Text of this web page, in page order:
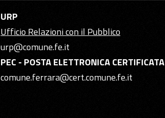
URP
Ufficio Relazioni con il Pubblico
urp@comune.fe.it
PEC - POSTA ELETTRONICA CERTIFICATA
comune.ferrara@cert.comune.fe.it